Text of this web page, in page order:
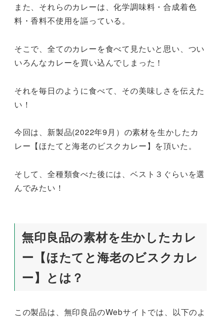
また、それらのカレーは、化学調味料・合成着色
料・香料不使用を謳っている。
そこで、全てのカレーを食べて見たいと思い、つい
いろんなカレーを買い込んでしまった！
それを毎日のように食べて、その美味しさを伝えた
い！
今回は、新製品(2022年9月）の素材を生かしたカ
レー【ほたてと海老のビスクカレー】を頂いた。
そして、全種類食べた後には、ベスト３ぐらいを選
んでみたい！
無印良品の素材を生かしたカレ
ー【ほたてと海老のビスクカレ
ー】とは？
この製品は、無印良品のWebサイトでは、以下のよ